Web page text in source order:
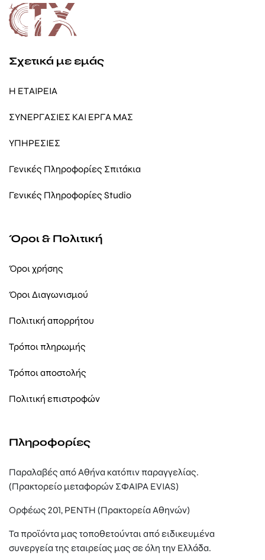
Σχετικά με εμάς
Η ΕΤΑΙΡΕΙΑ
ΣΥΝΕΡΓΑΣΙΕΣ ΚΑΙ ΕΡΓΑ ΜΑΣ
ΥΠΗΡΕΣΙΕΣ
Γενικές Πληροφορίες Σπιτάκια
Γενικές Πληροφορίες Studio
Όροι & Πολιτική
Όροι χρήσης
Όροι Διαγωνισμού
Πολιτική απορρήτου
Τρόποι πληρωμής
Τρόποι αποστολής
Πολιτική επιστροφών
Πληροφορίες
Παραλαβές από Αθήνα κατόπιν παραγγελίας.
(Πρακτορείο μεταφορών ΣΦΑΙΡΑ EVIAS)
Ορφέως 201, ΡΕΝΤΗ (Πρακτορεία Αθηνών)
Τα προϊόντα μας τοποθετούνται από ειδικευμένα
συνεργεία της εταιρείας μας σε όλη την Ελλάδα.